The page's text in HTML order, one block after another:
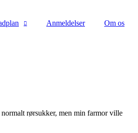
Anmeldelser Om os
rørsukker, men min farmor ville